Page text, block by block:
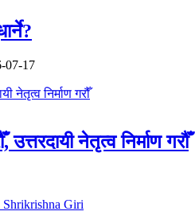
07-17
नेतृत्व निर्माण गरौँ